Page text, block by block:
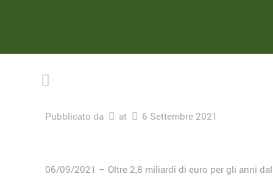
Pubblicato da at 6 Settembre 2021
06/09/2021 – Oltre 2,8 miliardi di euro per gli anni